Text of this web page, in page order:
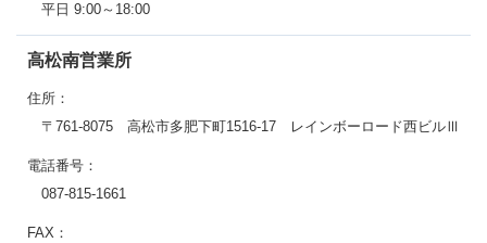
平日 9:00～18:00
高松南営業所
住所：
〒761-8075 高松市多肥下町1516-17 レインボーロード西ビルⅢ
電話番号：
087-815-1661
FAX：